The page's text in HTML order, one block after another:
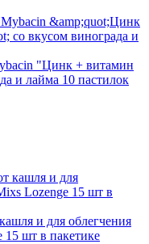
"Цинк + витамин
и лайма 10 пастилок
и для облегчения
15 шт в пакетике